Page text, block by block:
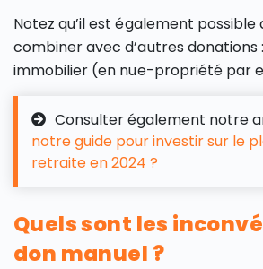
Notez qu’il est également possible
combiner avec d’autres
immobilier (en nue-propriété par
Consulter également notre
notre guide pour investir sur le
retraite en 2024 ?
Quels sont les
don manuel ?